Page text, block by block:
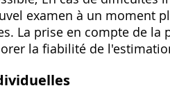
examen à un moment
La prise en compte de
la fiabilité de